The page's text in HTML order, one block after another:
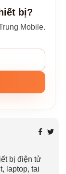
bị?
Mobile.
bị điện tử
laptop, tai